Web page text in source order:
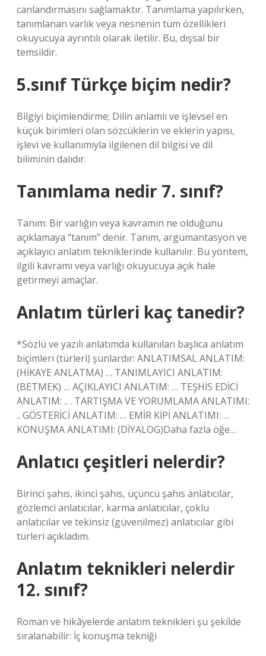
canlandırmasını sağlamaktır. Tanımlama yapılırken,
tanımlanan varlık veya nesnenin tüm özellikleri
okuyucuya ayrıntılı olarak iletilir. Bu, dışsal bir
temsildir.
5.sınıf Türkçe biçim nedir?
Bilgiyi biçimlendirme; Dilin anlamlı ve işlevsel en
küçük birimleri olan sözcüklerin ve eklerin yapısı,
işlevi ve kullanımıyla ilgilenen dil bilgisi ve dil
biliminin dalıdır.
Tanımlama nedir 7. sınıf?
Tanım: Bir varlığın veya kavramın ne olduğunu
açıklamaya “tanım” denir. Tanım, argümantasyon ve
açıklayıcı anlatım tekniklerinde kullanılır. Bu yöntem,
ilgili kavramı veya varlığı okuyucuya açık hale
getirmeyi amaçlar.
Anlatım türleri kaç tanedir?
*Sözlü ve yazılı anlatımda kullanılan başlıca anlatım
biçimleri (türleri) şunlardır: ANLATIMSAL ANLATIM:
(HİKAYE ANLATMA) … TANIMLAYICI ANLATIM:
(BETMEK) … AÇIKLAYICI ANLATIM: … TEŞHİS EDİCİ
ANLATIM: .. . TARTIŞMA VE YORUMLAMA ANLATIMI:
.. GÖSTERİCİ ANLATIM: … EMİR KİPİ ANLATIMI: …
KONUŞMA ANLATIMI: (DİYALOG)Daha fazla öğe…
Anlatıcı çeşitleri nelerdir?
Birinci şahıs, ikinci şahıs, üçüncü şahıs anlatıcılar,
gözlemci anlatıcılar, karma anlatıcılar, çoklu
anlatıcılar ve tekinsiz (güvenilmez) anlatıcılar gibi
türleri açıkladım.
Anlatım teknikleri nelerdir
12. sınıf?
Roman ve hikâyelerde anlatım teknikleri şu şekilde
sıralanabilir: İç konuşma tekniği